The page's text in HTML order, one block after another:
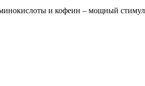
и кофеин – мощный